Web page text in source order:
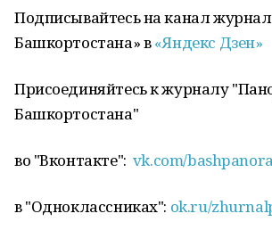
Подписывайтесь на канал
Башкортостана» в«Яндекс Дзен»
Присоединяйтесь к журналу
Башкортостана"
во "Вконтакте": vk.com/
в "Одноклассниках": ok.ru/